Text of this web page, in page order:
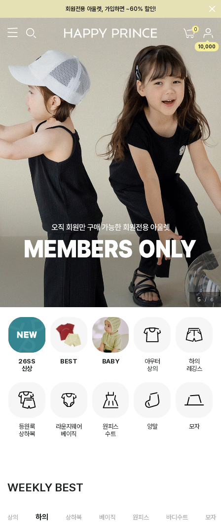
회원전용 아울렛, 가입하면 ~60% 할인!
멤버십 최대 28,000원 혜택 0
10,000
26SS 신상 BEST BABY[6~12M] 아우터/상의 하의/레깅스
5 / 6
26SS
신상
BEST BABY
아우터
상의
하의
레깅스
등원룩
상하복
라운지웨어
베이직
원피스
수트
양말 모자
WEEKLY BEST
상의 하의 상하복 베이직 원피스 바디수트 모자